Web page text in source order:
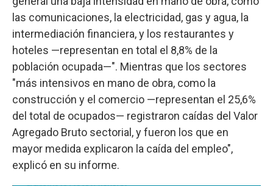
las comunicaciones, la electricidad, gas y agua, la
intermediación financiera, y los restaurantes y
hoteles —representan en total el 8,8% de la
población ocupada—". Mientras que los sectores
"más intensivos en mano de obra, como la
construcción y el comercio —representan el 25,6%
del total de ocupados— registraron caídas del Valor
Agregado Bruto sectorial, y fueron los que en
mayor medida explicaron la caída del empleo",
explicó en su informe.